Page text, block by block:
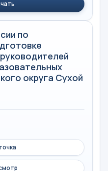
по
округа Сухой